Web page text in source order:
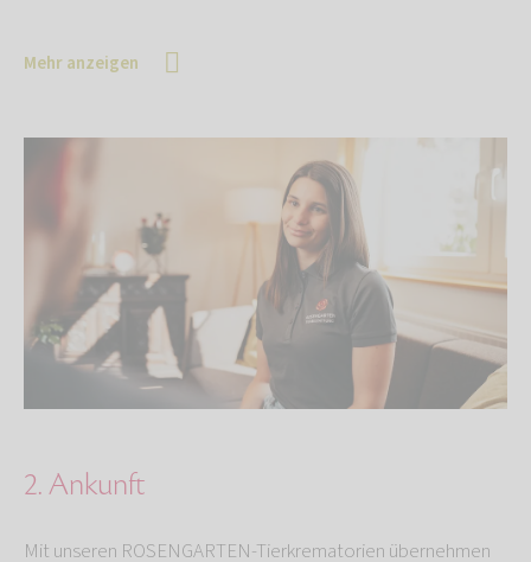
Mehr anzeigen
2. Ankunft
Mit unseren ROSENGARTEN-Tierkrematorien übernehmen